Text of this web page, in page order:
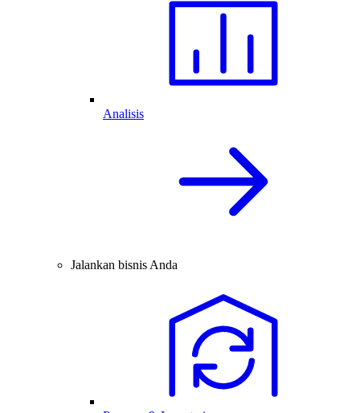
Analisis
Jalankan bisnis Anda